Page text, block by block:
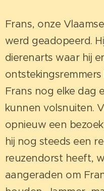
Frans, onze
werd geadopeerd.
dierenarts waar hij
Frans nog elke dag
kunnen volsnuiten.
opnieuw een
hij nog steeds een
reuzendorst heeft,
aangeraden om